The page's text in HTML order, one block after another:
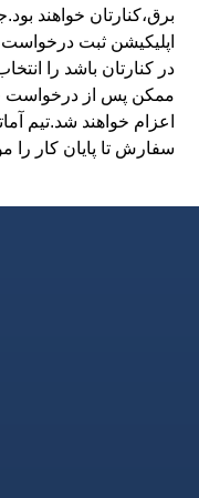
برق،کنارتان خواهند
اپلیکیشن ثبت درخواست
در کنارتان باشد را
ممکن پس از درخواست
اعزام خواهند شد.تیم
سفارش تا پایان کار را